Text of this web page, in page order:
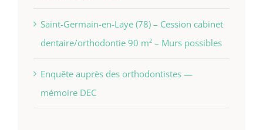
Saint-Germain-en-Laye (78) – Cession cabinet
dentaire/orthodontie 90 m² – Murs possibles
Enquête auprès des orthodontistes —
mémoire DEC